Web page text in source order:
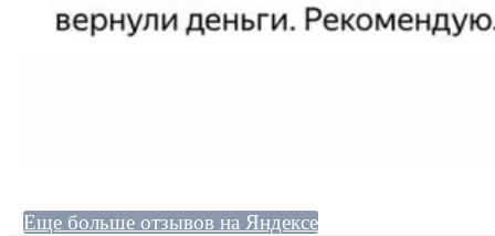
Еще больше отзывов на Яндексе